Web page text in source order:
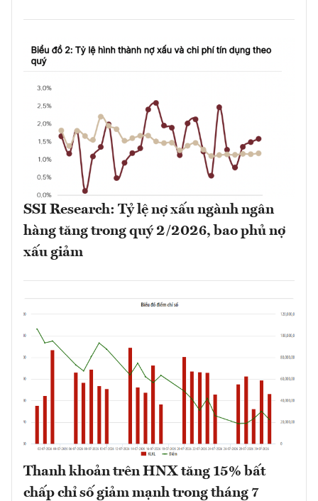
SSI Research: Tỷ lệ nợ xấu ngành ngân
hàng tăng trong quý 2/2026, bao phủ nợ
xấu giảm
Thanh khoản trên HNX tăng 15% bất
chấp chỉ số giảm mạnh trong tháng 7